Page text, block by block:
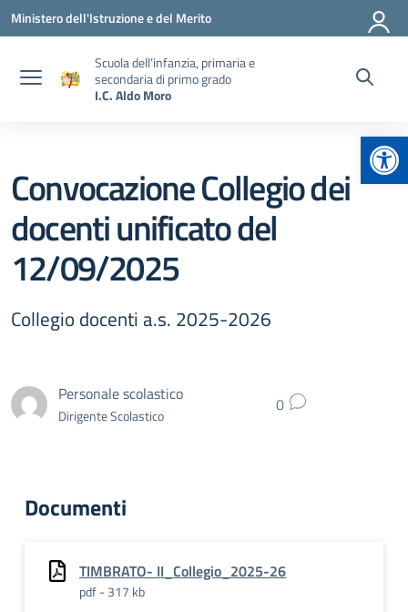
Vai ai contenuti
Vai al menu di navigazione
Vai al footer
Ministero dell'Istruzione e del Merito
Scuola dell’infanzia, primaria e
secondaria di primo grado
I.C. Aldo Moro
Convocazione Collegio dei
docenti unificato del
12/09/2025
Collegio docenti a.s. 2025-2026
Personale scolastico
Dirigente Scolastico 0
Documenti
TIMBRATO- II_Collegio_2025-26
pdf - 317 kb